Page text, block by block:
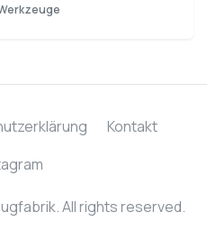
Kontakt
All rights reserved.